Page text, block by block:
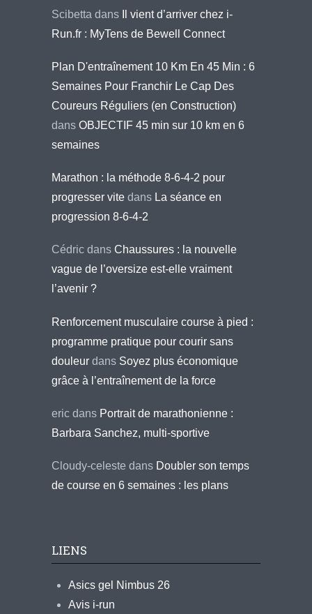
Scibetta dans
Il vient d’arriver chez i-
Run.fr : MyTens de Bewell Connect
Plan D'entraînement 10 Km En 45 Min : 6
Semaines Pour Franchir Le Cap Des
Coureurs Réguliers (en Construction)
dans OBJECTIF 45 min sur 10 km en 6
semaines
Marathon : la méthode 8-6-4-2 pour
progresser vite dans La séance en
progression 8-6-4-2
Cédric dans Chaussures : la nouvelle
vague de l’oversize est-elle vraiment
l’avenir ?
Renforcement musculaire course à pied :
programme pratique pour courir sans
douleur dans Soyez plus économique
grâce à l’entraînement de la force
eric dans Portrait de marathonienne :
Barbara Sanchez, multi-sportive
Cloudy-celeste dans Doubler son temps
de course en 6 semaines : les plans
LIENS
Asics gel Nimbus 26
Avis i-run